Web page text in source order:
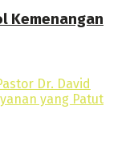
Kemenangan